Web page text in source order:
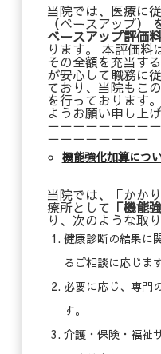
当院では、医療に
（ベースアップ）
ベースアップ評価
ります。 本評価料
その全額を充当す
が安心して職務に
ており、当院もこ
を行っております
ようお願い申し上
－－－－－－－－
－－－－－－－－
機能強化加算につ
当院では、「かか
療所として 「機能
り、次のような取
健康診断の結果に
るご相談に応じます
必要に応じ、専門
す。
介護・保険・福祉